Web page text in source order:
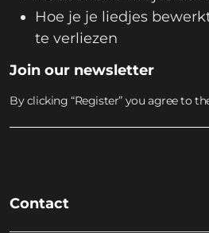
Hoe je je liedjes
te verliezen
Join our newsletter
By clicking “Register” you agree to
Contact